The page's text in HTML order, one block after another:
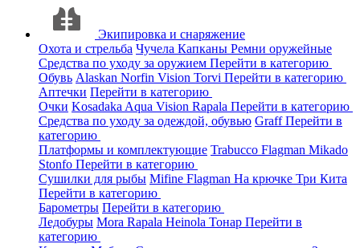
Экипировка и снаряжение
Охота и стрельба Чучела Капканы Ремни оружейные
Средства по уходу за оружием Перейти в категорию
Обувь Alaskan Norfin Vision Torvi Перейти в категорию
Аптечки Перейти в категорию
Очки Kosadaka Aqua Vision Rapala Перейти в категорию
Средства по уходу за одеждой, обувью GraffПерейти в
категорию
Платформы и комплектующие Trabucco Flagman Mikado
Stonfo Перейти в категорию
Сушилки для рыбы Mifine Flagman На крючке Три Кита
Перейти в категорию
Барометры Перейти в категорию
Ледобуры Mora Rapala Heinola Тонар Перейти в
категорию